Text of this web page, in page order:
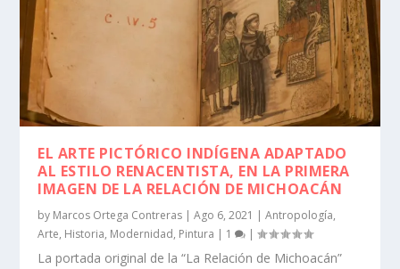
EL ARTE PICTÓRICO INDÍGENA ADAPTADO
AL ESTILO RENACENTISTA, EN LA PRIMERA
IMAGEN DE LA RELACIÓN DE MICHOACÁN
by Marcos Ortega Contreras |Ago 6, 2021 |Antropología,
Arte, Historia, Modernidad, Pintura | 1 |
La portada original de la “La Relación de Michoacán”